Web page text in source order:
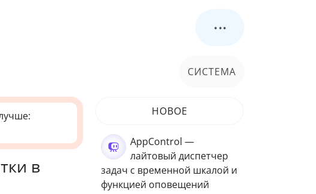
...
СИСТЕМА
в
НОВОЕ
AppControl —
лайтовый диспетчер
задач с временной шкалой и
функцией оповещений